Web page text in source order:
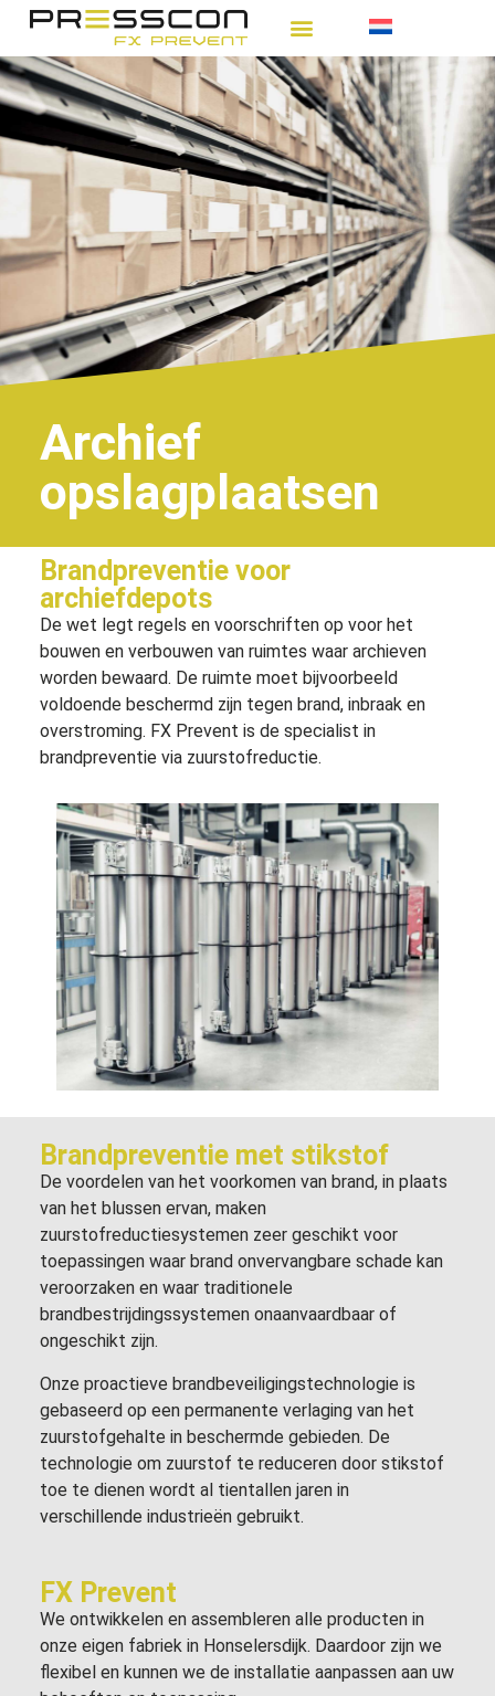
Archief
opslagplaatsen
Brandpreventie voor
archiefdepots
De wet legt regels en voorschriften op voor het
bouwen en verbouwen van ruimtes waar archieven
worden bewaard. De ruimte moet bijvoorbeeld
voldoende beschermd zijn tegen brand, inbraak en
overstroming. FX Prevent is de specialist in
brandpreventie via zuurstofreductie.
Brandpreventie met stikstof
De voordelen van het voorkomen van brand, in plaats
van het blussen ervan, maken
zuurstofreductiesystemen zeer geschikt voor
toepassingen waar brand onvervangbare schade kan
veroorzaken en waar traditionele
brandbestrijdingssystemen onaanvaardbaar of
ongeschikt zijn.
Onze proactieve brandbeveiligingstechnologie is
gebaseerd op een permanente verlaging van het
zuurstofgehalte in beschermde gebieden. De
technologie om zuurstof te reduceren door stikstof
toe te dienen wordt al tientallen jaren in
verschillende industrieën gebruikt.
FX Prevent
We ontwikkelen en assembleren alle producten in
onze eigen fabriek in Honselersdijk. Daardoor zijn we
flexibel en kunnen we de installatie aanpassen aan uw